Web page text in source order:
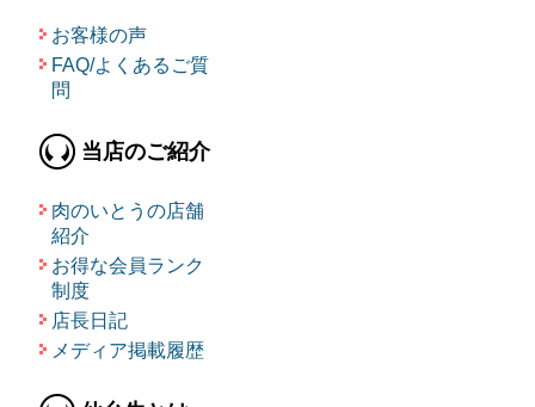
お客様の声
FAQ/よくあるご質
問
当店のご紹介
肉のいとうの店舗
紹介
お得な会員ランク
制度
店長日記
メディア掲載履歴